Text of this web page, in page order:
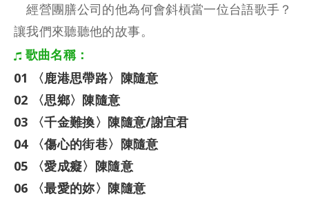
經營團膳公司的他為何會斜槓當一位台語歌手？
讓我們來聽聽他的故事。
歌曲名稱：
01 〈鹿港思帶路〉陳隨意
02 〈思鄉〉陳隨意
03 〈千金難換〉陳隨意/謝宜君
04 〈傷心的街巷〉陳隨意
05 〈愛成癡〉陳隨意
06 〈最愛的妳〉陳隨意